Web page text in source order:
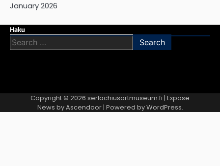
January 2026
Haku
Search
for:
Copyright © 2026 serlachiusartmuseum.fi | Expose
News byAscendoor| Powered byWordPress.